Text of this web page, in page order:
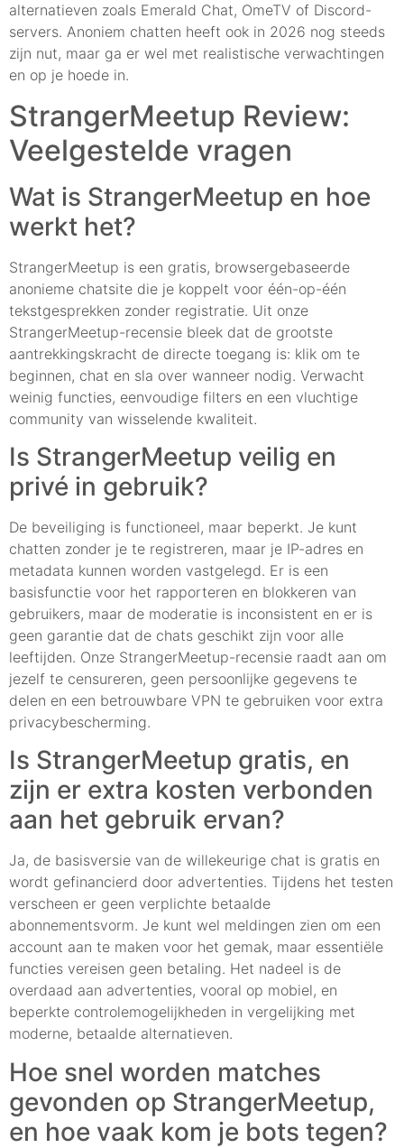
alternatieven zoals Emerald Chat, OmeTV of Discord-
servers. Anoniem chatten heeft ook in 2026 nog steeds
zijn nut, maar ga er wel met realistische verwachtingen
en op je hoede in.
StrangerMeetup Review:
Veelgestelde vragen
Wat is StrangerMeetup en hoe
werkt het?
StrangerMeetup is een gratis, browsergebaseerde
anonieme chatsite die je koppelt voor één-op-één
tekstgesprekken zonder registratie. Uit onze
StrangerMeetup-recensie bleek dat de grootste
aantrekkingskracht de directe toegang is: klik om te
beginnen, chat en sla over wanneer nodig. Verwacht
weinig functies, eenvoudige filters en een vluchtige
community van wisselende kwaliteit.
Is StrangerMeetup veilig en
privé in gebruik?
De beveiliging is functioneel, maar beperkt. Je kunt
chatten zonder je te registreren, maar je IP-adres en
metadata kunnen worden vastgelegd. Er is een
basisfunctie voor het rapporteren en blokkeren van
gebruikers, maar de moderatie is inconsistent en er is
geen garantie dat de chats geschikt zijn voor alle
leeftijden. Onze StrangerMeetup-recensie raadt aan om
jezelf te censureren, geen persoonlijke gegevens te
delen en een betrouwbare VPN te gebruiken voor extra
privacybescherming.
Is StrangerMeetup gratis, en
zijn er extra kosten verbonden
aan het gebruik ervan?
Ja, de basisversie van de willekeurige chat is gratis en
wordt gefinancierd door advertenties. Tijdens het testen
verscheen er geen verplichte betaalde
abonnementsvorm. Je kunt wel meldingen zien om een
account aan te maken voor het gemak, maar essentiële
functies vereisen geen betaling. Het nadeel is de
overdaad aan advertenties, vooral op mobiel, en
beperkte controlemogelijkheden in vergelijking met
moderne, betaalde alternatieven.
Hoe snel worden matches
gevonden op StrangerMeetup,
en hoe vaak kom je bots tegen?